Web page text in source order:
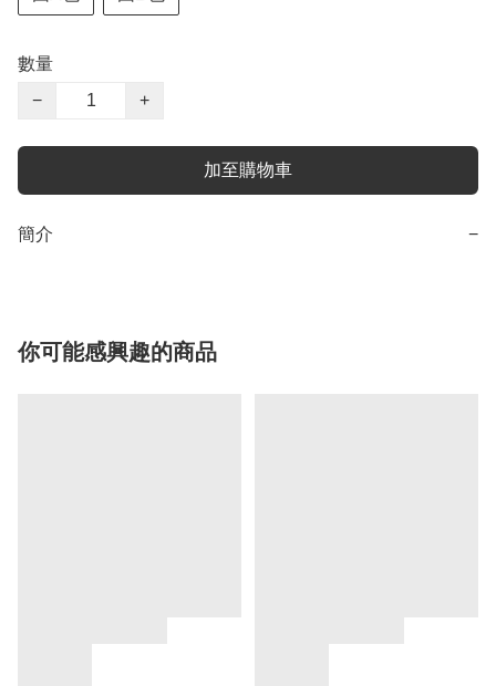
數量
−
+
加至購物車
簡介 −
你可能感興趣的商品